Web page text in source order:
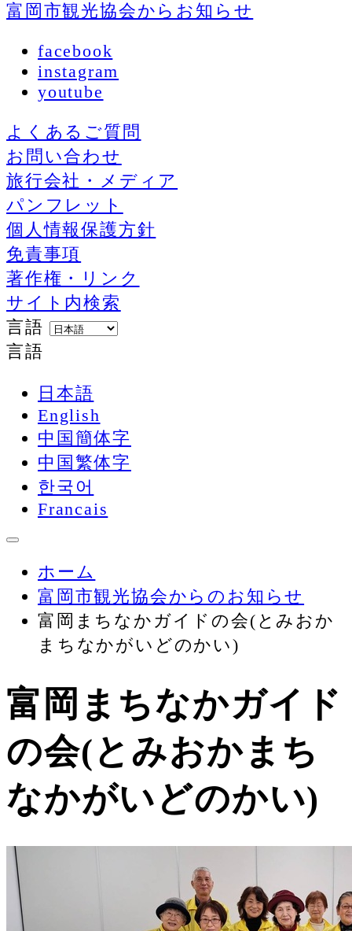
富岡市観光協会からお知らせ
facebook
instagram
youtube
よくあるご質問
お問い合わせ
旅行会社・メディア
パンフレット
個人情報保護方針
免責事項
著作権・リンク
サイト内検索
言語
言語
日本語
English
中国簡体字
中国繁体字
한국어
Francais
ホーム
富岡市観光協会からのお知らせ
富岡まちなかガイドの会(とみおか
まちなかがいどのかい)
富岡まちなかガイド
の会(とみおかまち
なかがいどのかい)